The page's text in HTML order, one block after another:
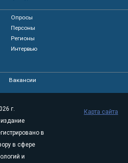
Опросы
Персоны
Регионы
Интервью
Вакансии
г.
в
в сфере
и
Карта сайта